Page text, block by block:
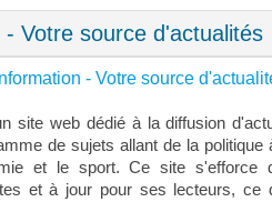
Votre source d'actualités
- Votre source
site web dédié à la diffusion
de sujets allant de la politique
et le sport. Ce site s'efforce
et à jour pour ses lecteurs, ce